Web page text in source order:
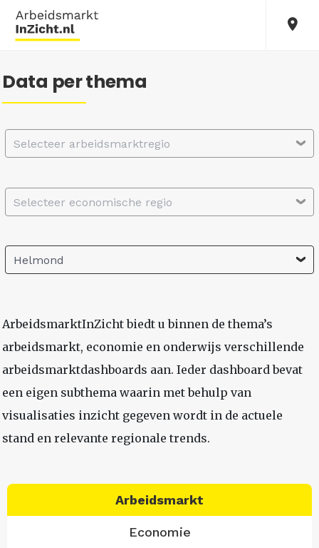
Data per thema
Selecteer arbeidsmarktregio
Selecteer economische regio
Helmond
ArbeidsmarktInZicht biedt u binnen de thema’s
arbeidsmarkt, economie en onderwijs verschillende
arbeidsmarktdashboards aan. Ieder dashboard bevat
een eigen subthema waarin met behulp van
visualisaties inzicht gegeven wordt in de actuele
stand en relevante regionale trends.
Arbeidsmarkt
Economie